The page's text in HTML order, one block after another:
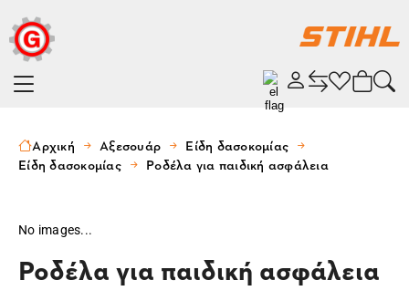
Αρχική Αξεσουάρ
Είδη δασοκομίας
Είδη δασοκομίας
Ροδέλα για παιδική ασφάλεια
No images...
Ροδέλα για παιδική ασφάλεια